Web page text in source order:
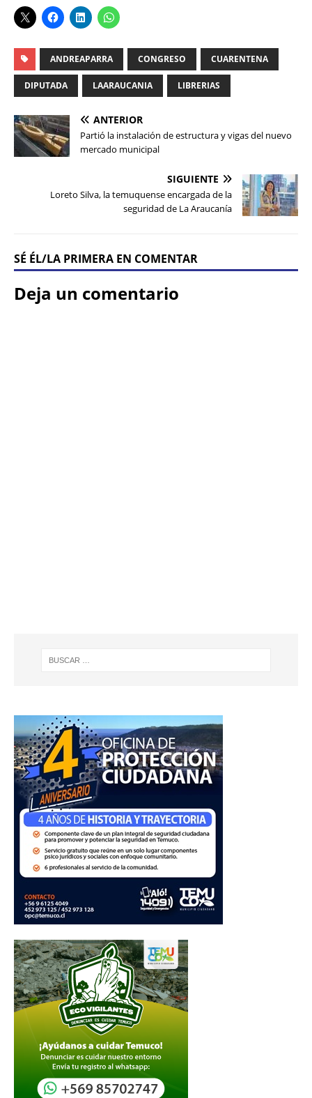
ANDREAPARRA CONGRESO CUARENTENA
DIPUTADA LAARAUCANIA LIBRERIAS
ANTERIOR
Partió la instalación de estructura y vigas del nuevo
mercado municipal
SIGUIENTE
Loreto Silva, la temuquense encargada de la
seguridad de La Araucanía
SÉ ÉL/LA PRIMERA EN COMENTAR
Deja un comentario